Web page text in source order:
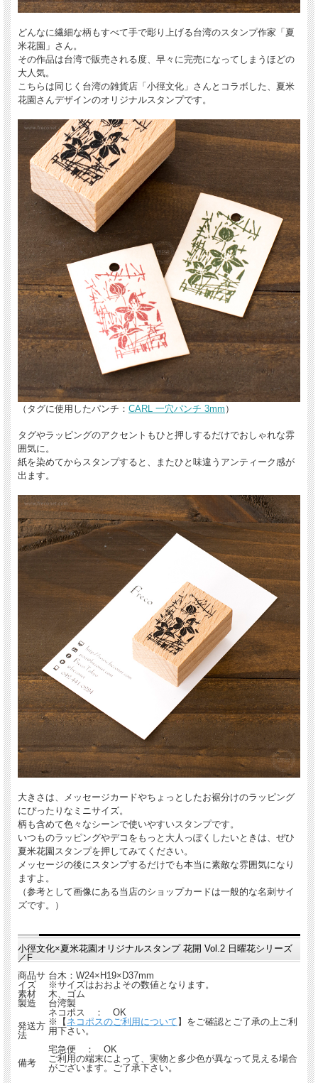
どんなに繊細な柄もすべて手で彫り上げる台湾のスタンプ作家「夏
米花園」さん。
その作品は台湾で販売される度、早々に完売になってしまうほどの
大人気。
こちらは同じく台湾の雑貨店「小徑文化」さんとコラボした、夏米
花園さんデザインのオリジナルスタンプです。
（タグに使用したパンチ： CARL 一穴パンチ 3mm ）
タグやラッピングのアクセントもひと押しするだけでおしゃれな雰
囲気に。
紙を染めてからスタンプすると、またひと味違うアンティーク感が
出ます。
大きさは、メッセージカードやちょっとしたお裾分けのラッピング
にぴったりなミニサイズ。
柄も含めて色々なシーンで使いやすいスタンプです。
いつものラッピングやデコをもっと大人っぽくしたいときは、ぜひ
夏米花園スタンプを押してみてください。
メッセージの後にスタンプするだけでも本当に素敵な雰囲気になり
ますよ。
（参考として画像にある当店のショップカードは一般的な名刺サイ
ズです。）
小徑文化×夏米花園オリジナルスタンプ 花開 Vol.2 日曜花シリーズ
／F
商品サ
イズ
台木：W24×H19×D37mm
※サイズはおおよその数値となります。
素材
木、ゴム
製造
台湾製
発送方
法
ネコポス ： OK
※【 ネコポスのご利用について 】をご確認とご了承の上ご利
用下さい。
宅急便 ： OK
備考
ご利用の端末によって、実物と多少色が異なって見える場合
がございます。ご了承下さい。